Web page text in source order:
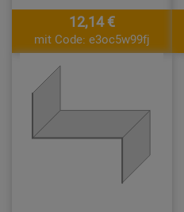
12,14 €
mit Code: e3oc5w99fj